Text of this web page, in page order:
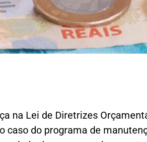
na Lei de Diretrizes
do programa de